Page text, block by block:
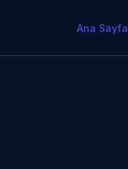
Ana Sayfa